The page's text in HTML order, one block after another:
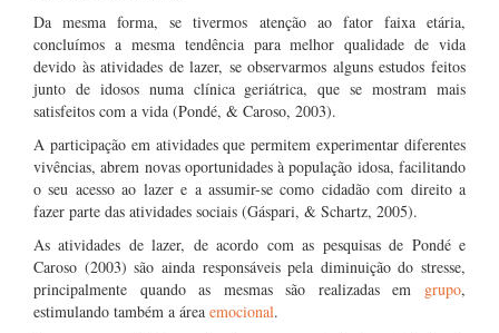
Da mesma forma, se tivermos atenção ao fator faixa etária,
concluímos a mesma tendência para melhor qualidade de vida
devido às atividades de lazer, se observarmos alguns estudos feitos
junto de idosos numa clínica geriátrica, que se mostram mais
satisfeitos com a vida (Pondé, & Caroso, 2003).
A participação em atividades que permitem experimentar diferentes
vivências, abrem novas oportunidades à população idosa, facilitando
o seu acesso ao lazer e a assumir-se como cidadão com direito a
fazer parte das atividades sociais (Gáspari, & Schartz, 2005).
As atividades de lazer, de acordo com as pesquisas de Pondé e
Caroso (2003) são ainda responsáveis pela diminuição do stresse,
principalmente quando as mesmas são realizadas em grupo,
estimulando também a área emocional.